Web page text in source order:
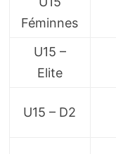
Féminnes
U15 –
Elite
U15 – D2